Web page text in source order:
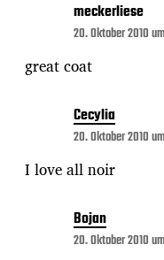
meckerliese
20. Oktober 2010
great coat
Cecylia
20. Oktober 2010
I love all noir
Bojan
20. Oktober 2010